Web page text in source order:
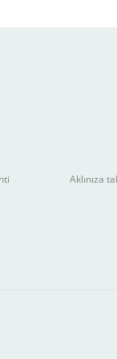
Aklınıza